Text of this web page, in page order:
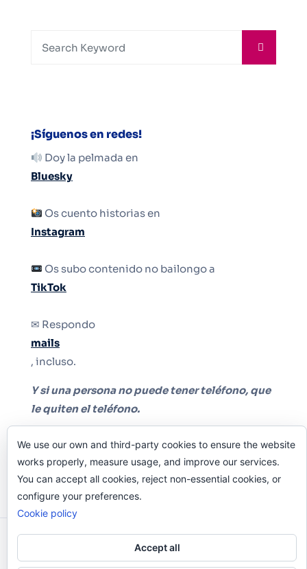
¡Síguenos en redes!
Doy la pelmada en
Bluesky
Os cuento historias en
Instagram
Os subo contenido no bailongo a
TikTok
✉ Respondo
mails
, incluso.
Y si una persona no puede tener teléfono, que
le quiten el teléfono.
Odi O'Malley © 2016-2025. Todos Los Derechos
Reservados.
We use our own and third-party cookies to ensure the website
works properly, measure usage, and improve our services.
You can accept all cookies, reject non-essential cookies, or
configure your preferences.
Cookie policy
Accept all